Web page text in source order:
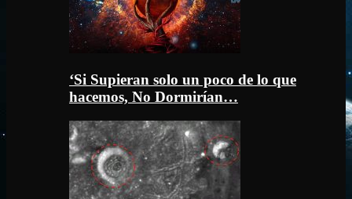
‘Si Supieran solo un poco de lo que
hacemos, No Dormirían…